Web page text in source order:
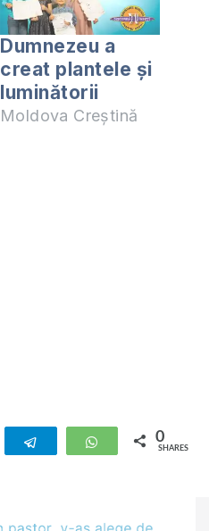
Dumnezeu a
creat plantele și
luminătorii
Moldova Creștină
Telegram WhatsApp
0
SHARES